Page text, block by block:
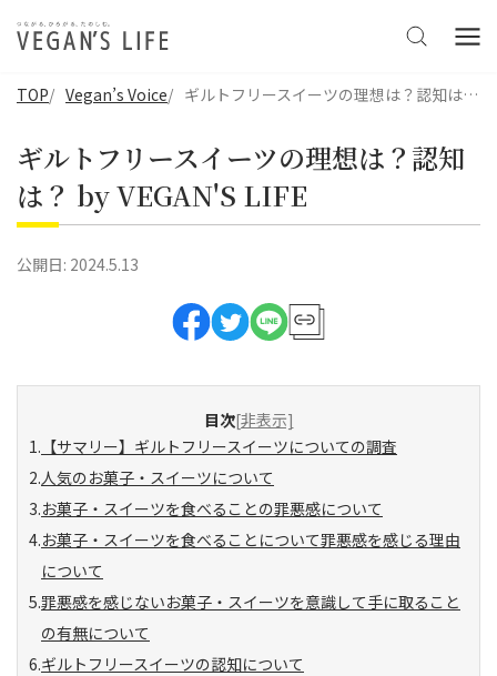
TOP Vegan’s Voice ギルトフリースイーツの理想は？認知は？ by VEGAN'S LIFE
ギルトフリースイーツの理想は？認知
は？ by VEGAN'S LIFE
公開日: 2024.5.13
目次[非表示]
【サマリー】ギルトフリースイーツについての調査
人気のお菓子・スイーツについて
お菓子・スイーツを食べることの罪悪感について
お菓子・スイーツを食べることについて罪悪感を感じる理由
について
罪悪感を感じないお菓子・スイーツを意識して手に取ること
の有無について
ギルトフリースイーツの認知について